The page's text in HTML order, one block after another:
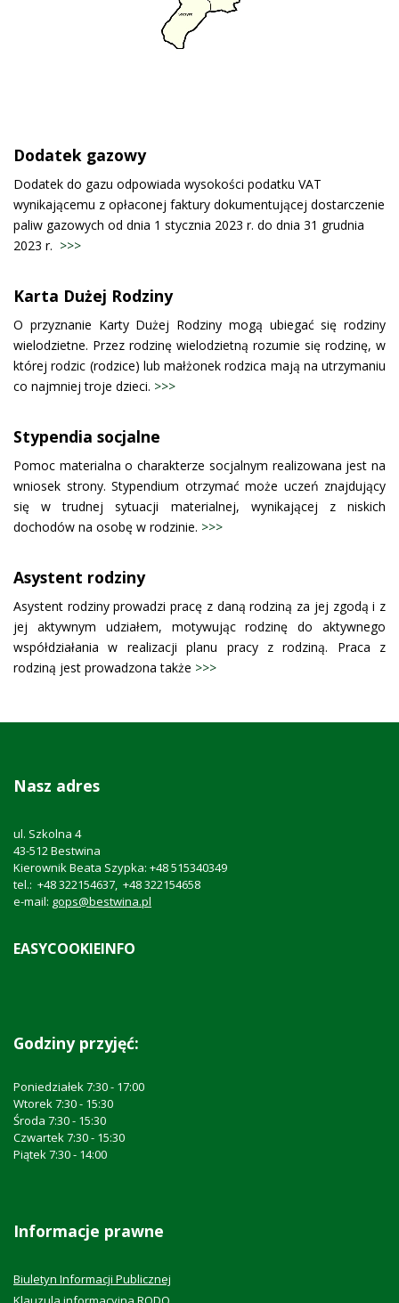
Dodatek gazowy
Dodatek do gazu odpowiada wysokości podatku VAT
wynikającemu z opłaconej faktury dokumentującej dostarczenie
paliw gazowych od dnia 1 stycznia 2023 r. do dnia 31 grudnia
2023 r. >>>
Karta Dużej Rodziny
O przyznanie Karty Dużej Rodziny mogą ubiegać się rodziny
wielodzietne. Przez rodzinę wielodzietną rozumie się rodzinę, w
której rodzic (rodzice) lub małżonek rodzica mają na utrzymaniu
co najmniej troje dzieci. >>>
Stypendia socjalne
Pomoc materialna o charakterze socjalnym realizowana jest na
wniosek strony. Stypendium otrzymać może uczeń znajdujący
się w trudnej sytuacji materialnej, wynikającej z niskich
dochodów na osobę w rodzinie. >>>
Asystent rodziny
Asystent rodziny prowadzi pracę z daną rodziną za jej zgodą i z
jej aktywnym udziałem, motywując rodzinę do aktywnego
współdziałania w realizacji planu pracy z rodziną. Praca z
rodziną jest prowadzona także >>>
Nasz adres
ul. Szkolna 4
43-512 Bestwina
Kierownik Beata Szypka: +48 515340349
tel.: +48 322154637, +48 322154658
e-mail: gops@bestwina.pl
EASYCOOKIEINFO
Godziny przyjęć:
Poniedziałek 7:30 - 17:00
Wtorek 7:30 - 15:30
Środa 7:30 - 15:30
Czwartek 7:30 - 15:30
Piątek 7:30 - 14:00
Informacje prawne
Biuletyn Informacji Publicznej